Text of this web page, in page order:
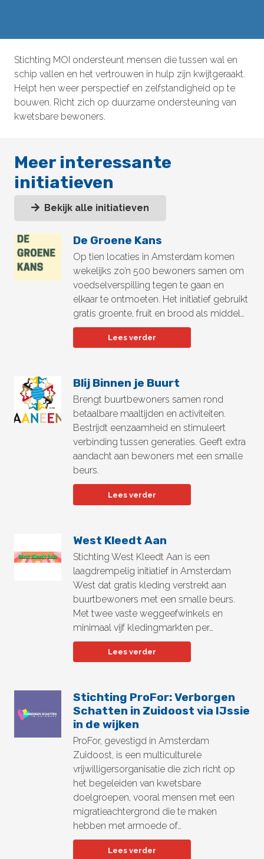
Stichting MOI ondersteunt mensen die tussen wal en
schip vallen en het vertrouwen in hulp zijn kwijtgeraakt.
Helpt hen weer perspectief en zelfstandigheid op te
bouwen. Richt zich op duurzame ondersteuning van
kwetsbare bewoners.
Meer interessante
initiatieven
Bekijk alle initiatieven
De Groene Kans
Op tien locaties in Amsterdam komen
wekelijks zo’n 500 bewoners samen om
voedselverspilling tegen te gaan en
elkaar te ontmoeten. Het initiatief gebruikt
gratis groente, fruit en brood als middel…
Lees verder
Blij Binnen je Buurt
Brengt buurtbewoners samen rond
betaalbare maaltijden en activiteiten.
Bestrijdt eenzaamheid en stimuleert
verbinding tussen generaties. Geeft extra
aandacht aan bewoners met een smalle
beurs.
Lees verder
West Kleedt Aan
Stichting West Kleedt Aan is een
laagdrempelig initiatief in Amsterdam
West dat gratis kleding verstrekt aan
buurtbewoners met een smalle beurs.
Met twee vaste weggeefwinkels en
minimaal vijf kledingmarkten per…
Lees verder
Stichting ProFor: Verborgen
Schatten in Zuidoost via IJssie
in de wijken
ProFor, gevestigd in Amsterdam
Zuidoost, is een multiculturele
vrijwilligersorganisatie die zich richt op
het begeleiden van kwetsbare
doelgroepen, vooral mensen met een
migratieachtergrond die te maken
hebben met armoede of…
Lees verder